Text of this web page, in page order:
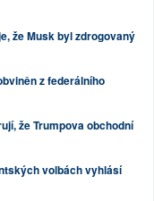
že Musk byl zdrogovaný
z federálního
že Trumpova obchodní
volbách vyhlásí